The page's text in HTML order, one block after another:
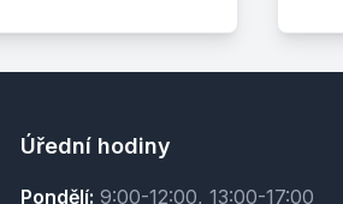
Úřední hodiny
Pondělí: 9:00-12:00, 13:00-17:00